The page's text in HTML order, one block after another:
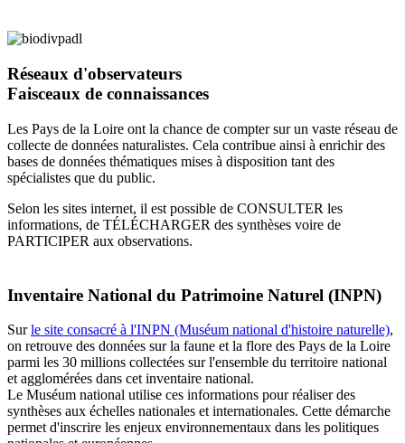
Réseaux d'observateurs
Faisceaux de connaissances
Les Pays de la Loire ont la chance de compter sur un vaste réseau de
collecte de données naturalistes. Cela contribue ainsi à enrichir des
bases de données thématiques mises à disposition tant des
spécialistes que du public.
Selon les sites internet, il est possible de CONSULTER les
informations, de TÉLÉCHARGER des synthèses voire de
PARTICIPER aux observations.
Inventaire National du Patrimoine Naturel (INPN)
Surle site consacré à l'INPN (Muséum national d'histoire naturelle),
on retrouve des données sur la faune et la flore des Pays de la Loire
parmi les 30 millions collectées sur l'ensemble du territoire national
et agglomérées dans cet inventaire national.
Le Muséum national utilise ces informations pour réaliser des
synthèses aux échelles nationales et internationales. Cette démarche
permet d'inscrire les enjeux environnementaux dans les politiques